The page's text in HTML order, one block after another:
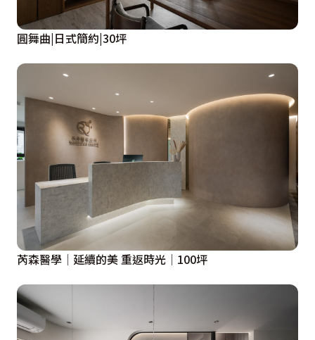
圓舞曲|日式簡約|30坪
芮森醫學│延續的美 重返時光│100坪